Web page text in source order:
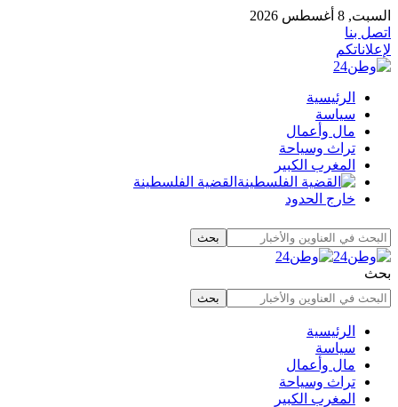
السبت, 8 أغسطس 2026
اتصل بنا
لإعلاناتكم
الرئيسية
سياسة
مال وأعمال
تراث وسياحة
المغرب الكبير
القضية الفلسطينة
خارج الحدود
بحث
الرئيسية
سياسة
مال وأعمال
تراث وسياحة
المغرب الكبير